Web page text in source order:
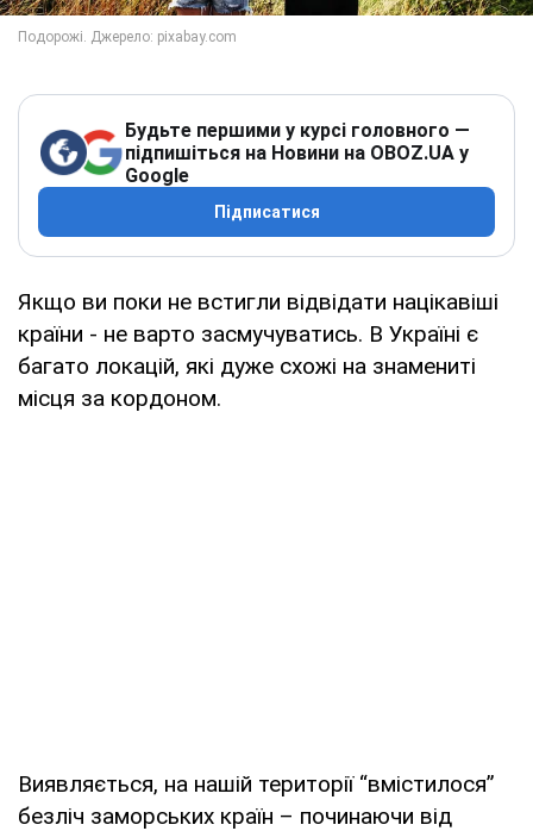
Будьте першими у курсі головного —
підпишіться на Новини на OBOZ.UA у
Google
Підписатися
Якщо ви поки не встигли відвідати націкавіші
країни - не варто засмучуватись. В Україні є
багато локацій, які дуже схожі на знамениті
місця за кордоном.
Виявляється, на нашій території “вмістилося”
безліч заморських країн – починаючи від